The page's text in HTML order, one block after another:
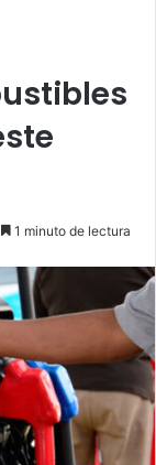
1 minuto de lectura